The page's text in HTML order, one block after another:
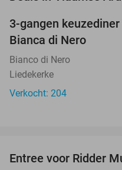
3-gangen
Bianca di Nero
Bianco di Nero
Liedekerke
Verkocht: 204
Entree voor Ridder